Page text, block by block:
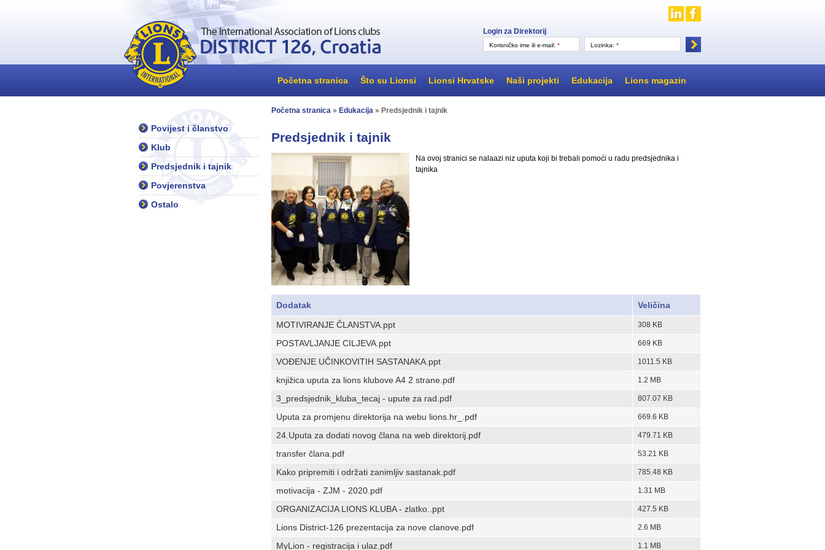
Login za Direktorij
Korisničko ime ili e-mail: * Lozinka: *
Početna stranica Što su Lionsi Lionsi Hrvatske Naši projekti Edukacija Lions magazin
Početna stranica » Edukacija » Predsjednik i tajnik
Predsjednik i tajnik
Na ovoj stranici se nalaazi niz uputa koji bi trebali pomoći u radu predsjednika i
tajnika
Dodatak
Veličina
MOTIVIRANJE ČLANSTVA.ppt
308 KB
POSTAVLJANJE CILJEVA.ppt 669 KB
VOĐENJE UČINKOVITIH SASTANAKA.ppt 1011.5 KB
knjižica uputa za lions klubove A4 2 strane.pdf 1.2 MB
3_predsjednik_kluba_tecaj - upute za rad.pdf 807.07 KB
Uputa za promjenu direktorija na webu lions.hr_.pdf 669.6 KB
24.Uputa za dodati novog člana na web direktorij.pdf 479.71 KB
transfer člana.pdf 53.21 KB
Kako pripremiti i održati zanimljiv sastanak.pdf 785.48 KB
motivacija - ZJM - 2020.pdf 1.31 MB
ORGANIZACIJA LIONS KLUBA - zlatko..ppt 427.5 KB
Lions District-126 prezentacija za nove clanove.pdf 2.6 MB
MyLion - registracija i ulaz.pdf 1.1 MB
Povijest i članstvo
Klub
Predsjednik i tajnik
Povjerenstva
Ostalo